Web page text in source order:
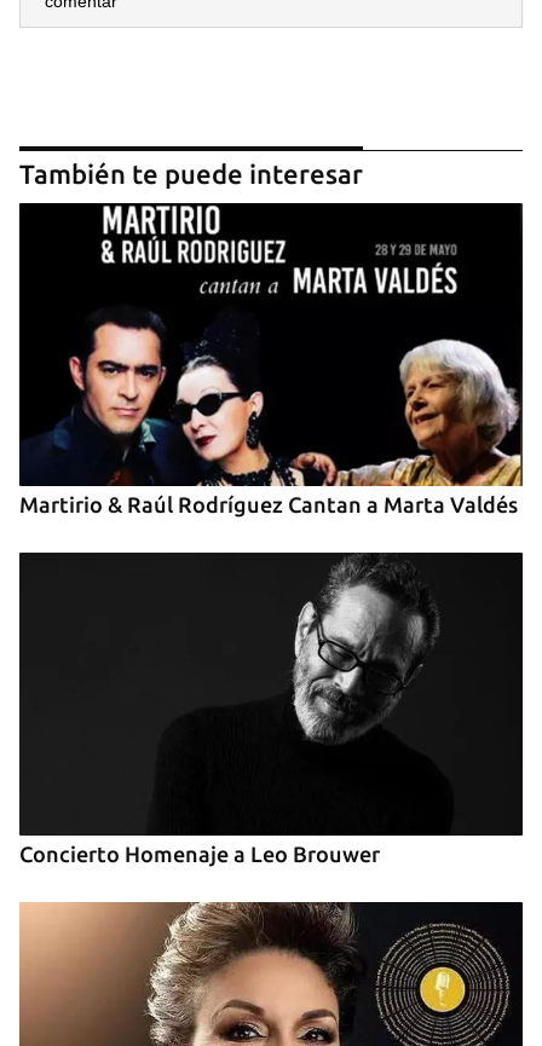
Guardar como favorito
Para poder guardar como favorito, primero has de
iniciar sesión con tu cuenta de 14ymedio.
INICIAR SESIÓN CANCELAR
También te puede interesar
Martirio & Raúl Rodríguez Cantan a Marta Valdés
Concierto Homenaje a Leo Brouwer